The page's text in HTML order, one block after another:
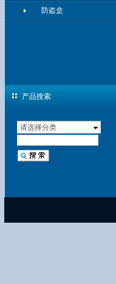
产品搜索
请选择分类
防盗盒